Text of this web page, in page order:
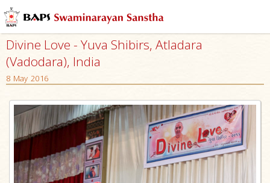
Divine Love - Yuva Shibirs, Atladara
(Vadodara), India
8 May 2016